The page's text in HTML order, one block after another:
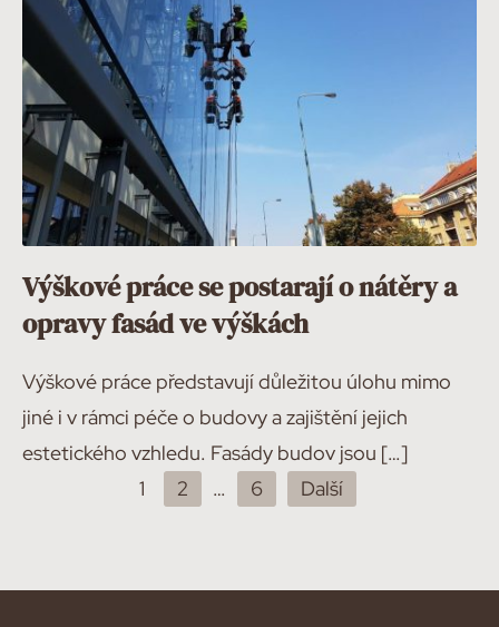
Výškové práce se postarají o nátěry a
opravy fasád ve výškách
Výškové práce představují důležitou úlohu mimo
jiné i v rámci péče o budovy a zajištění jejich
estetického vzhledu. Fasády budov jsou […]
1
2 … 6 Další